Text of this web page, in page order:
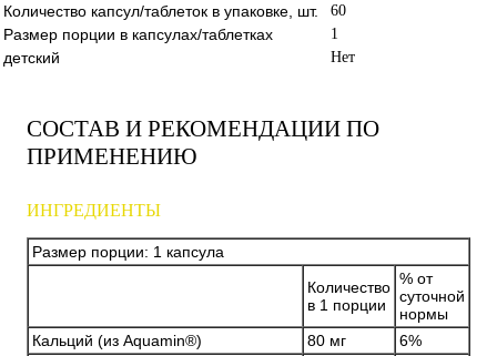
Количество капсул/таблеток в упаковке, шт. 60
Размер порции в капсулах/таблетках 1
детский Нет
СОСТАВ И РЕКОМЕНДАЦИИ ПО
ПРИМЕНЕНИЮ
ИНГРЕДИЕНТЫ
Размер порции: 1 капсула
Количество
в 1 порции
% от
суточной
нормы
Кальций (из Aquamin®)
80 мг
6%